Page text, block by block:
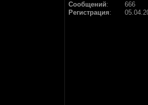
Сообщений:
666
Регистрация: